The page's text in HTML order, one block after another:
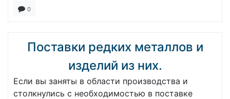
0
Поставки редких металлов и
изделий из них.
Если вы заняты в области производства и
столкнулись с необходимостью в поставке